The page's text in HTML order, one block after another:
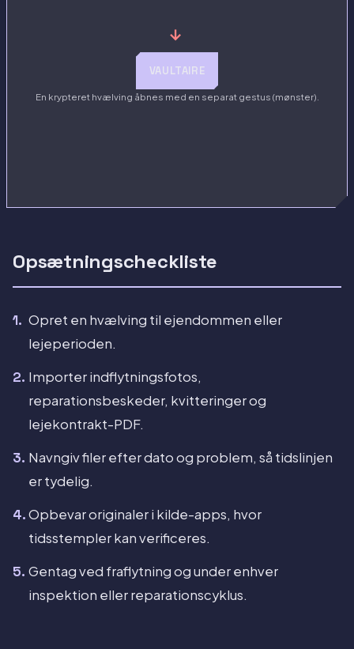
→
VAULTAIRE
En krypteret hvælving åbnes med en separat gestus (mønster).
Opsætningscheckliste
Opret en hvælving til ejendommen eller
lejeperioden.
Importer indflytningsfotos,
reparationsbeskeder, kvitteringer og
lejekontrakt-PDF.
Navngiv filer efter dato og problem, så tidslinjen
er tydelig.
Opbevar originaler i kilde-apps, hvor
tidsstempler kan verificeres.
Gentag ved fraflytning og under enhver
inspektion eller reparationscyklus.